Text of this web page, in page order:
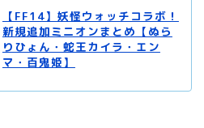
【FF14】妖怪ウォッチコラボ！
新規追加ミニオンまとめ【ぬら
りひょん・蛇王カイラ・エン
マ・百鬼姫】